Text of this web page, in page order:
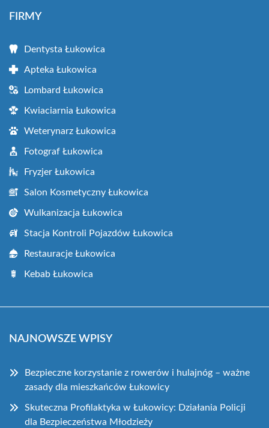
FIRMY
Dentysta Łukowica
Apteka Łukowica
Lombard Łukowica
Kwiaciarnia Łukowica
Weterynarz Łukowica
Fotograf Łukowica
Fryzjer Łukowica
Salon Kosmetyczny Łukowica
Wulkanizacja Łukowica
Stacja Kontroli Pojazdów Łukowica
Restauracje Łukowica
Kebab Łukowica
NAJNOWSZE WPISY
Bezpieczne korzystanie z rowerów i hulajnóg – ważne
zasady dla mieszkańców Łukowicy
Skuteczna Profilaktyka w Łukowicy: Działania Policji
dla Bezpieczeństwa Młodzieży